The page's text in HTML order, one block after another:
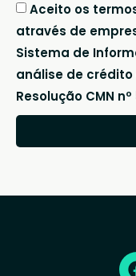
Aceito os
através de
Sistema de
análise de
Resolução CMN